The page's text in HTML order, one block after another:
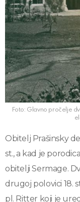
Foto: Glavno pročelje
Obitelj Prašinsky
st., a kad je
obitelji Sermage.
drugoj polovici 18.
pl. Ritter koji je